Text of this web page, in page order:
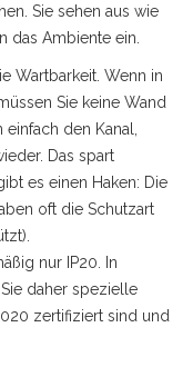
Sie sehen aus wie
das Ambiente ein.
Wartbarkeit. Wenn in
Sie keine Wand
den Kanal,
Das spart
es einen Haken: Die
oft die Schutzart
nur IP20. In
daher spezielle
zertifiziert sind und